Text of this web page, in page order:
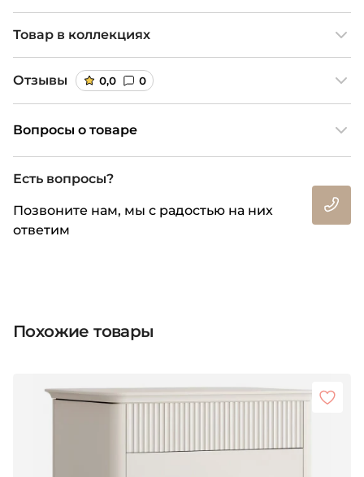
Товар в коллекциях
Отзывы 0,0 0
Вопросы о товаре
Есть вопросы?
Позвоните нам, мы с радостью на них
ответим
Похожие товары